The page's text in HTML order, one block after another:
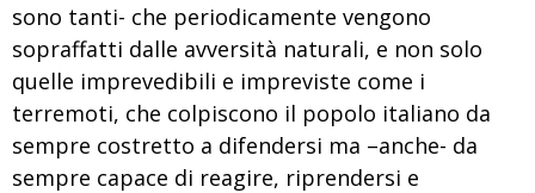
sono tanti- che periodicamente vengono
sopraffatti dalle avversità naturali, e non solo
quelle imprevedibili e impreviste come i
terremoti, che colpiscono il popolo italiano da
sempre costretto a difendersi ma –anche- da
sempre capace di reagire, riprendersi e